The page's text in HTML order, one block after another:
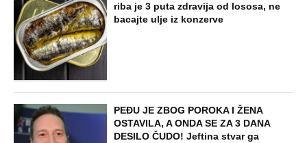
riba je 3 puta zdravija od lososa, ne
bacajte ulje iz konzerve
PEĐU JE ZBOG POROKA I ŽENA
OSTAVILA, A ONDA SE ZA 3 DANA
DESILO ČUDO! Jeftina stvar ga